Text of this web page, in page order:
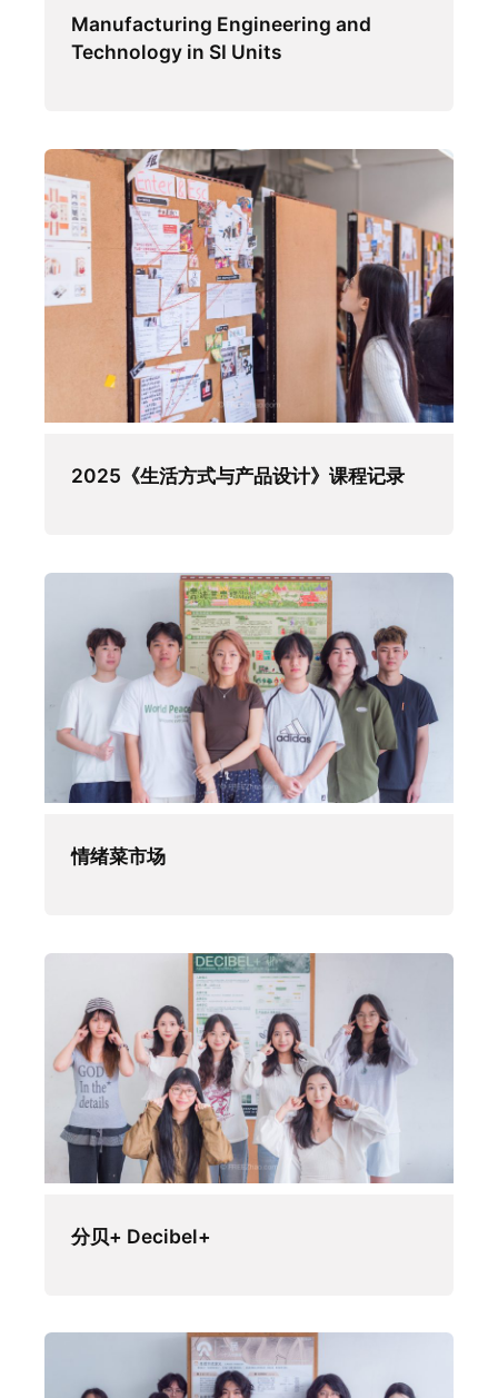
Manufacturing Engineering and
Technology in SI Units
2025《生活方式与产品设计》课程记录
情绪菜市场
分贝+ Decibel+